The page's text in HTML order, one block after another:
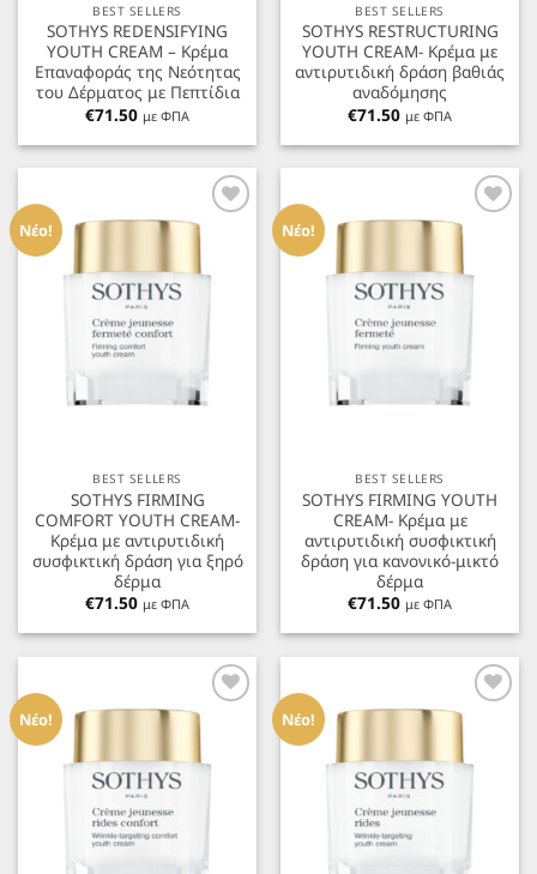
BEST SELLERS
SOTHYS REDENSIFYING
YOUTH CREAM – Κρέμα
Επαναφοράς της Νεότητας
του Δέρματος με Πεπτίδια
€71.50 με ΦΠΑ
BEST SELLERS
SOTHYS RESTRUCTURING
YOUTH CREAM- Κρέμα με
αντιρυτιδική δράση βαθιάς
αναδόμησης
€71.50 με ΦΠΑ
Νέο!
Προσθήκη
στα
Αγαπημένα
BEST SELLERS
SOTHYS FIRMING
COMFORT YOUTH CREAM-
Κρέμα με αντιρυτιδική
συσφικτική δράση για ξηρό
δέρμα
€71.50 με ΦΠΑ
Νέο!
Προσθήκη
στα
Αγαπημένα
BEST SELLERS
SOTHYS FIRMING YOUTH
CREAM- Κρέμα με
αντιρυτιδική συσφικτική
δράση για κανονικό-μικτό
δέρμα
€71.50 με ΦΠΑ
Νέο!
Προσθήκη
Αγαπημένα
Νέο!
Προσθήκη
Αγαπημένα